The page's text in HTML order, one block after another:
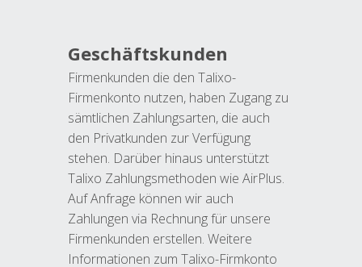
Geschäftskunden
Firmenkunden die den Talixo-
Firmenkonto nutzen, haben Zugang zu
sämtlichen Zahlungsarten, die auch
den Privatkunden zur Verfügung
stehen. Darüber hinaus unterstützt
Talixo Zahlungsmethoden wie AirPlus.
Auf Anfrage können wir auch
Zahlungen via Rechnung für unsere
Firmenkunden erstellen. Weitere
Informationen zum Talixo-Firmkonto